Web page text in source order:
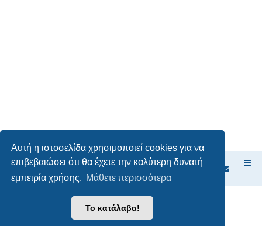
Αυτή η ιστοσελίδα χρησιμοποιεί cookies για να
επιβεβαιώσει ότι θα έχετε την καλύτερη δυνατή
εμπειρία χρήσης. Μάθετε περισσότερα
Το κατάλαβα!
Ευρετήριο Δ. Συζήτησης
Δημιουργήθηκε απόphpBB® Forum Software © phpBB Limited
Ελληνική μετάφραση από τοphpbbgr.com